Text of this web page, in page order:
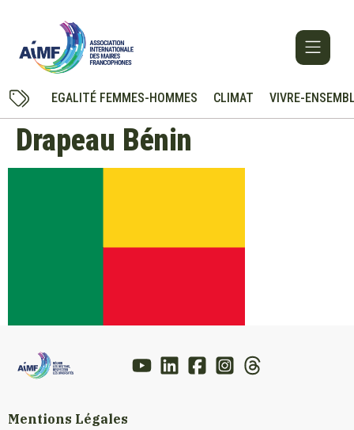
EGALITÉ FEMMES-HOMMES CLIMAT VIVRE-
Drapeau Bénin
Mentions Légales